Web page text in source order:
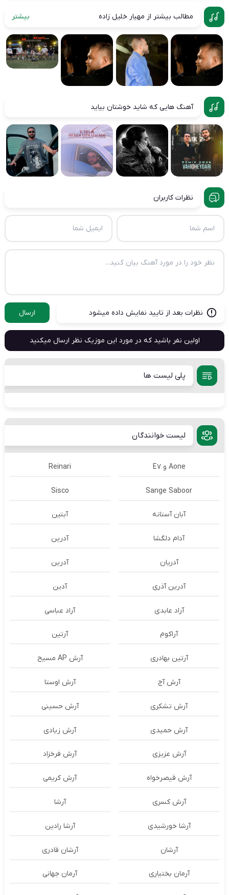
مطالب بیشتر از مهیار خلیل زاده بیشتر
آهنگ هایی که شاید خوشتان بیاید
نظرات کاربران
نظرات بعد از تایید نمایش داده میشود ارسال
اولین نفر باشید که در مورد این موزیک نظر ارسال میکنید
پلی لیست ها
لیست خوانندگان
Aone و E7 Reinari
Sange Saboor
Sisco
آبان آستانه آبتین
آدام دلگشا آدرين
آدریان آدرین
آدرین آذری آدین
آراد عابدی آراد عباسی
آراکوم آرتین
آرتین بهادری آرش AP مسیح
آرش آج آرش اوستا
آرش تشکری آرش حسینی
آرش حمیدی آرش زیادی
آرش عزیزی آرش فرخزاد
آرش قیصرخواه آرش کریمی
آرش کسری آرشا
آرشا خورشیدی آرشا رادین
آرشان آرشان قادری
آرمان بختیاری آرمان جهانی